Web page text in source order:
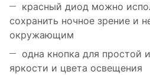
красный диод можно
сохранить ночное зрение и
окружающим
одна кнопка для простой
яркости и цвета освещения